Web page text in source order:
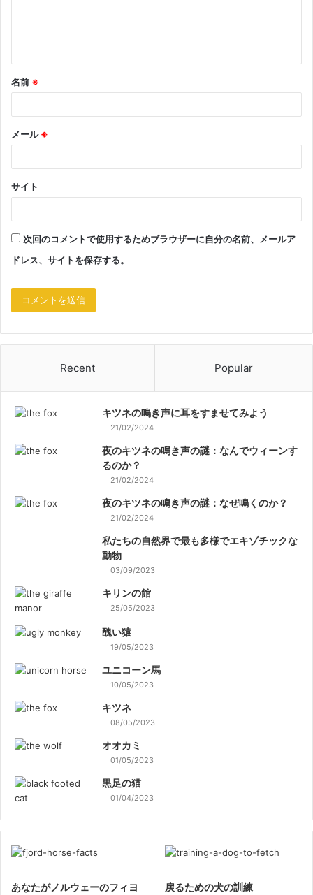
名前 ※
メール※
サイト
次回のコメントで使用するためブラウザーに自分の名前、メールア
ドレス、サイトを保存する。
Recent Popular
キツネの鳴き声に耳をすませてみよう
21/02/2024
夜のキツネの鳴き声の謎：なんでウィーンす
るのか？
21/02/2024
夜のキツネの鳴き声の謎：なぜ鳴くのか？
21/02/2024
私たちの自然界で最も多様でエキゾチックな
動物
03/09/2023
キリンの館
25/05/2023
醜い猿
19/05/2023
ユニコーン馬
10/05/2023
キツネ
08/05/2023
オオカミ
01/05/2023
黒足の猫
01/04/2023
あなたがノルウェーのフィヨ
戻るための犬の訓練